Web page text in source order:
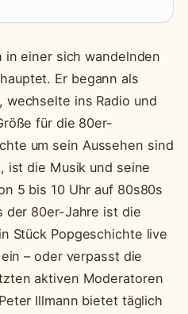
in einer sich wandelnden
Er begann als
wechselte ins Radio und
für die 80er-
um sein Aussehen sind
ist die Musik und seine
5 bis 10 Uhr auf 80s80s
der 80er-Jahre ist die
Stück Popgeschichte live
– oder verpasst die
aktiven Moderatoren
Illmann bietet täglich